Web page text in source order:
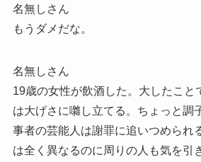
名無しさん
もうダメだな。
名無しさん
19歳の女性が飲酒した。大したこと
は大げさに囃し立てる。ちょっと調
事者の芸能人は謝罪に追いつめられ
は全く異なるのに周りの人も気を引